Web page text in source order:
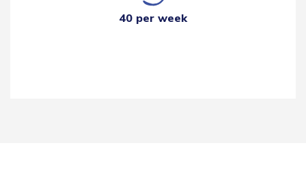
40 per week